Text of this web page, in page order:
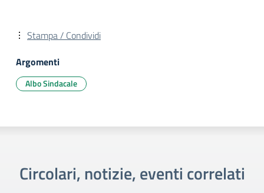
Stampa / Condividi
Argomenti
Albo Sindacale
Circolari, notizie, eventi correlati